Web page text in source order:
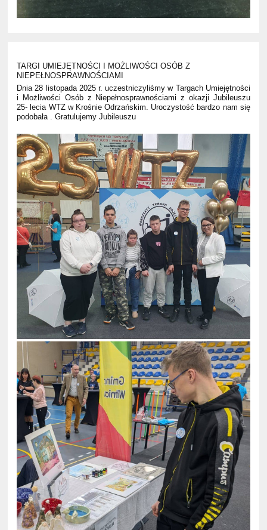
TARGI UMIEJĘTNOŚCI I MOŻLIWOŚCI OSÓB Z
NIEPEŁNOSPRAWNOŚCIAMI
Dnia 28 listopada 2025 r. uczestniczyliśmy w Targach Umiejętności
i Możliwości Osób z Niepełnosprawnościami z okazji Jubileuszu
25- lecia WTZ w Krośnie Odrzańskim. Uroczystość bardzo nam się
podobała . Gratulujemy Jubileuszu